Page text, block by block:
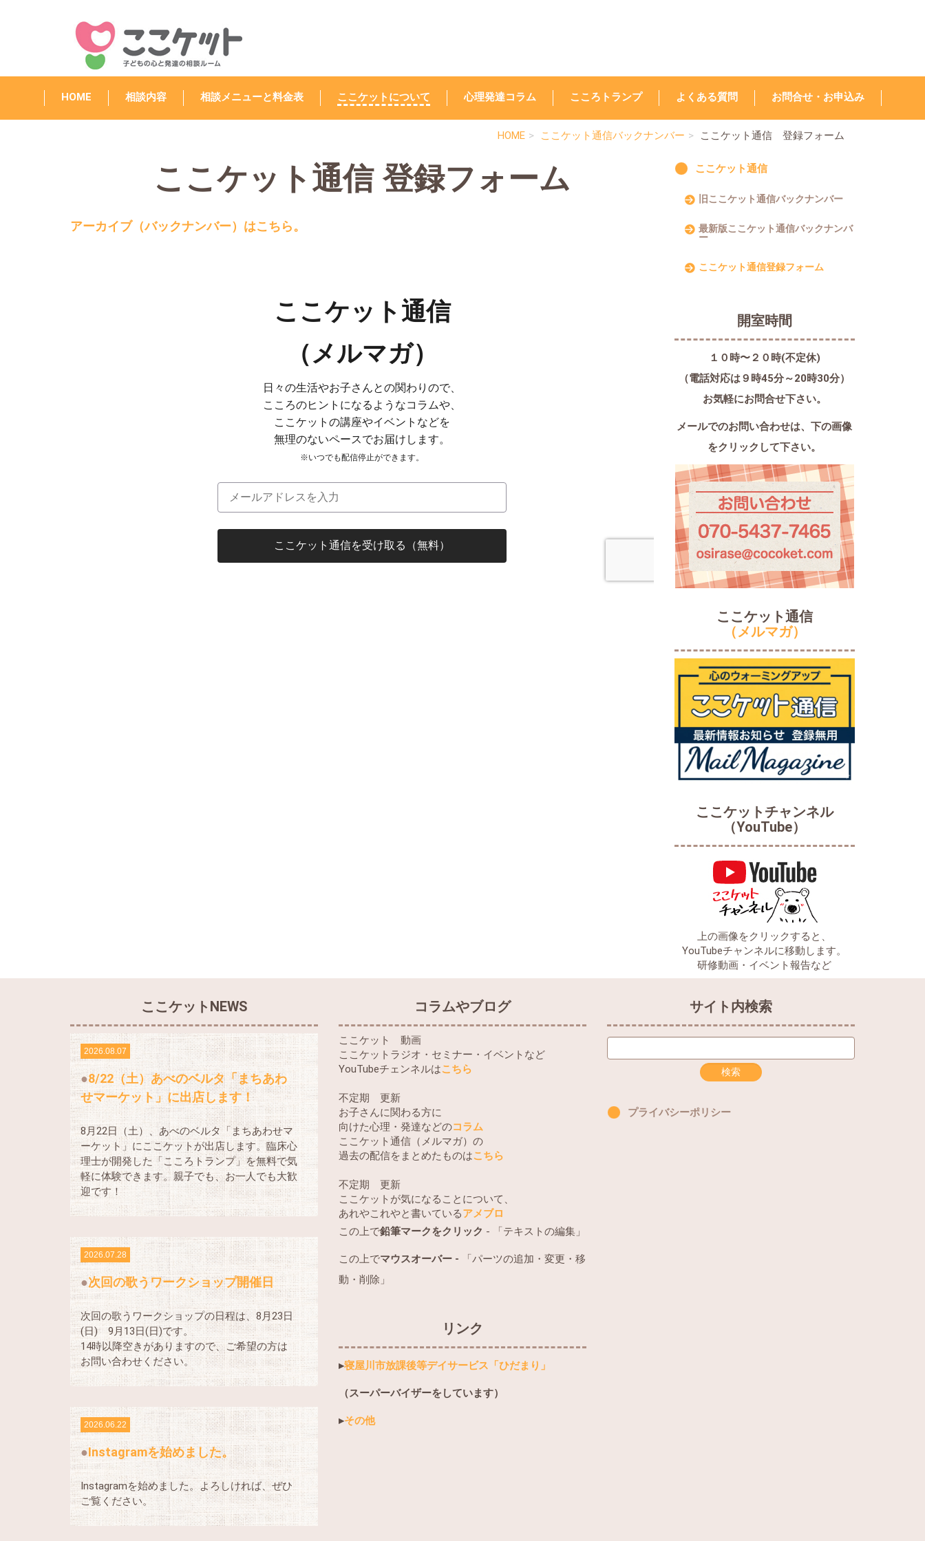
HOME 相談内容 相談メニューと料金表 ここケットについて 心理発達コラム こころトランプ よくある質問 お問合せ・お申込み
HOME ここケット通信バックナンバー ここケット通信 登録フォーム
ここケット通信 登録フォーム
アーカイブ（バックナンバー）はこちら。
ここケット通信
旧ここケット通信バックナンバー
最新版ここケット通信バックナンバ
ー
ここケット通信登録フォーム
開室時間
１０時〜２０時(不定休)
（電話対応は９時45分～20時30分）
お気軽にお問合せ下さい。
メールでのお問い合わせは、下の画像
をクリックして下さい。
ここケット通信
（メルマガ）
ここケットチャンネル
（YouTube）
上の画像をクリックすると、
YouTubeチャンネルに移動します。
研修動画・イベント報告など
ここケットNEWS
2026.08.07
8/22（土）あべのベルタ「まちあわ
せマーケット」に出店します！
8月22日（土）、あべのベルタ「まちあわせマ
ーケット」にここケットが出店します。臨床心
理士が開発した「こころトランプ」を無料で気
軽に体験できます。親子でも、お一人でも大歓
迎です！
2026.07.28
次回の歌うワークショップ開催日
次回の歌うワークショップの日程は、8月23日
(日) 9月13日(日)です。
14時以降空きがありますので、ご希望の方は
お問い合わせください。
2026.06.22
Instagramを始めました。
Instagramを始めました。よろしければ、ぜひ
ご覧ください。
コラムやブログ
ここケット 動画
ここケットラジオ・セミナー・イベントなど
YouTubeチェンネルはこちら
不定期 更新
お子さんに関わる方に
向けた心理・発達などのコラム
ここケット通信（メルマガ）の
過去の配信をまとめたものはこちら
不定期 更新
ここケットが気になることについて、
あれやこれやと書いているアメブロ
この上で鉛筆マークをクリック - 「テキストの編集」
この上でマウスオーバー -
「パーツの追加・変更・移
動・削除」
リンク
▸寝屋川市放課後等デイサービス「ひだまり」
（スーパーバイザーをしています）
▸その他
サイト内検索
プライバシーポリシー